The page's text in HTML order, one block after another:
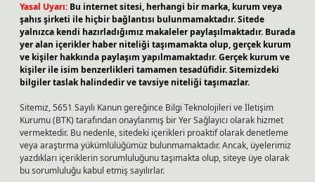
Yasal Uyarı: Bu internet sitesi, herhangi bir marka, kurum veya
şahıs şirketi ile hiçbir bağlantısı bulunmamaktadır. Sitede
yalnızca kendi hazırladığımız makaleler paylaşılmaktadır. Burada
yer alan içerikler haber niteliği taşımamakta olup, gerçek kurum
ve kişiler hakkında paylaşım yapılmamaktadır. Gerçek kurum ve
kişiler ile isim benzerlikleri tamamen tesadüfidir. Sitemizdeki
bilgiler taslak halindedir ve tavsiye niteliği taşımazlar.
Sitemiz, 5651 Sayılı Kanun gereğince Bilgi Teknolojileri ve İletişim
Kurumu (BTK) tarafından onaylanmış bir Yer Sağlayıcı olarak hizmet
vermektedir. Bu nedenle, sitedeki içerikleri proaktif olarak denetleme
veya araştırma yükümlülüğümüz bulunmamaktadır. Ancak, üyelerimiz
yazdıkları içeriklerin sorumluluğunu taşımakta olup, siteye üye olarak
bu sorumluluğu kabul etmiş sayılırlar.